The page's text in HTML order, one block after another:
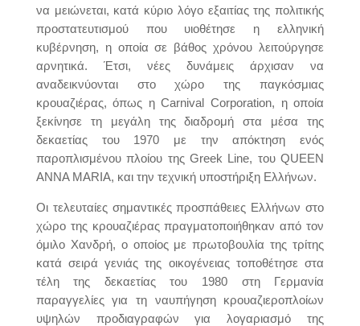
να μειώνεται, κατά κύριο λόγο εξαιτίας της πολιτικής
προστατευτισμού που υιοθέτησε η ελληνική
κυβέρνηση, η οποία σε βάθος χρόνου λειτούργησε
αρνητικά. Έτσι, νέες δυνάμεις άρχισαν να
αναδεικνύονται στο χώρο της παγκόσμιας
κρουαζιέρας, όπως η Carnival Corporation, η οποία
ξεκίνησε τη μεγάλη της διαδρομή στα μέσα της
δεκαετίας του 1970 με την απόκτηση ενός
παροπλισμένου πλοίου της Greek Line, του QUEEN
ANNA MARIA, και την τεχνική υποστήριξη Ελλήνων.
Οι τελευταίες σημαντικές προσπάθειες Ελλήνων στο
χώρο της κρουαζιέρας πραγματοποιήθηκαν από τον
όμιλο Χανδρή, ο οποίος με πρωτοβουλία της τρίτης
κατά σειρά γενιάς της οικογένειας τοποθέτησε στα
τέλη της δεκαετίας του 1980 στη Γερμανία
παραγγελίες για τη ναυπήγηση κρουαζιεροπλοίων
υψηλών προδιαγραφών για λογαριασμό της